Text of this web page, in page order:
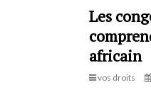
Les
africain
vos droits